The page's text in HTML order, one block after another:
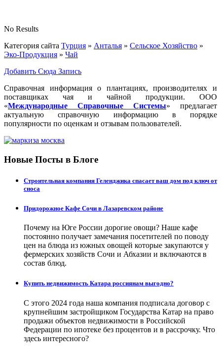
No Results
Категория сайта Турция » Анталья » Сельское Хозяйство »
Эко-Продукция » Чай
Добавить Сюда Запись
Справочная информация о плантациях, производителях и
поставщиках чая и чайной продукции. ООО
«Международные Справочные Системы» предлагает
актуальную справочную информацию в порядке
популярности по оценкам и отзывам пользователей.
Новые Посты в Блоге
Строительная компания Геленджика спасает ваш дом под ключ от
сноса
Придорожное Кафе Сочи в Лазаревском районе
Почему на Юге России дорогие овощи? Наше кафе
постоянно получает замечания посетителей по поводу
цен на блюда из южных овощей которые закупаются у
фермерских хозяйств Сочи и Абхазии и включаются в
состав блюд.
Купить недвижимость Катара россиянам выгодно?
С этого 2024 года наша компания подписала договор с
крупнейшим застройщиком Государства Катар на право
продажи объектов недвижимости в Российской
Федерации по ипотеке без процентов и в рассрочку. Что
здесь интересного?